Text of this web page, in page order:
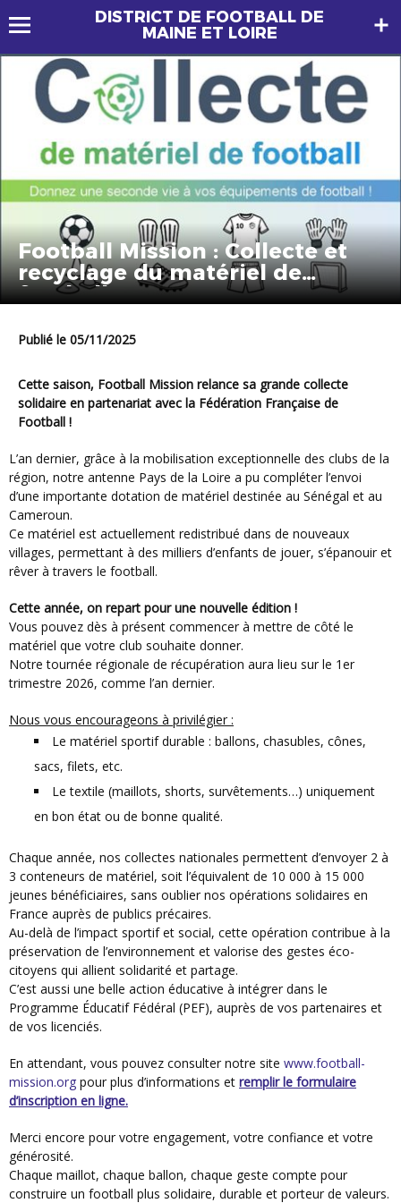
DISTRICT DE FOOTBALL DE
MAINE ET LOIRE
Football Mission : Collecte et
recyclage du matériel de
football
Publié le 05/11/2025
Cette saison, Football Mission relance sa grande collecte
solidaire en partenariat avec la Fédération Française de
Football !
L’an dernier, grâce à la mobilisation exceptionnelle des clubs de la
région, notre antenne Pays de la Loire a pu compléter l’envoi
d’une importante dotation de matériel destinée au Sénégal et au
Cameroun.
Ce matériel est actuellement redistribué dans de nouveaux
villages, permettant à des milliers d’enfants de jouer, s’épanouir et
rêver à travers le football.
Cette année, on repart pour une nouvelle édition !
Vous pouvez dès à présent commencer à mettre de côté le
matériel que votre club souhaite donner.
Notre tournée régionale de récupération aura lieu sur le 1er
trimestre 2026, comme l’an dernier.
Nous vous encourageons à privilégier :
Le matériel sportif durable : ballons, chasubles, cônes,
sacs, filets, etc.
Le textile (maillots, shorts, survêtements…) uniquement
en bon état ou de bonne qualité.
Chaque année, nos collectes nationales permettent d’envoyer 2 à
3 conteneurs de matériel, soit l’équivalent de 10 000 à 15 000
jeunes bénéficiaires, sans oublier nos opérations solidaires en
France auprès de publics précaires.
Au-delà de l’impact sportif et social, cette opération contribue à la
préservation de l’environnement et valorise des gestes éco-
citoyens qui allient solidarité et partage.
C’est aussi une belle action éducative à intégrer dans le
Programme Éducatif Fédéral (PEF), auprès de vos partenaires et
de vos licenciés.
En attendant, vous pouvez consulter notre site www.football-
mission.org pour plus d’informations et remplir le formulaire
d’inscription en ligne.
Merci encore pour votre engagement, votre confiance et votre
générosité.
Chaque maillot, chaque ballon, chaque geste compte pour
construire un football plus solidaire, durable et porteur de valeurs.